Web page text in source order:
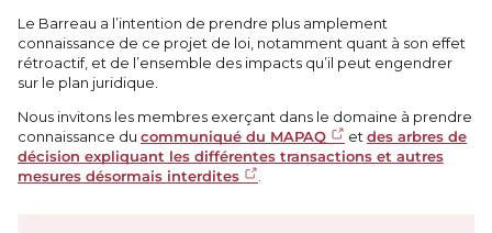
Le Barreau a l’intention de prendre plus amplement
connaissance de ce projet de loi, notamment quant à son effet
rétroactif, et de l’ensemble des impacts qu’il peut engendrer
sur le plan juridique.
Nous invitons les membres exerçant dans le domaine à prendre
connaissance ducommuniqué du MAPAQ etdes arbres de
décision expliquant les différentes transactions et autres
mesures désormais interdites
.